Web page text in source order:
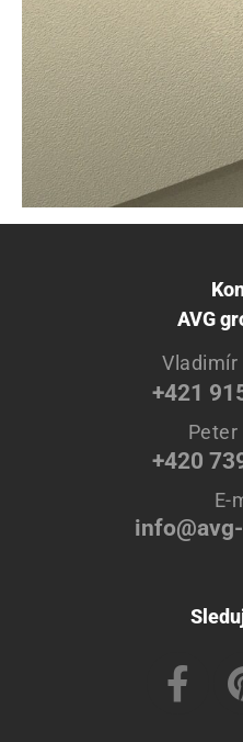
AVG
+421
+420
E-